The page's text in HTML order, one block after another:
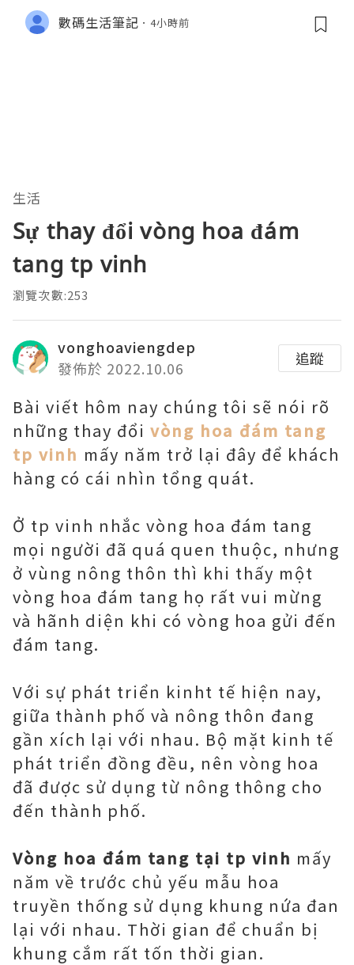
數碼生活筆記 4小時前
生活
Sự thay đổi vòng hoa đám
tang tp vinh
瀏覽次數:253
vonghoaviengdep
發佈於 2022.10.06
追蹤
Bài viết hôm nay chúng tôi sẽ nói rõ
những thay đổi vòng hoa đám tang
tp vinh mấy năm trở lại đây để khách
hàng có cái nhìn tổng quát.
Ở tp vinh nhắc vòng hoa đám tang
mọi người đã quá quen thuộc, nhưng
ở vùng nông thôn thì khi thấy một
vòng hoa đám tang họ rất vui mừng
và hãnh diện khi có vòng hoa gửi đến
đám tang.
Với sự phát triển kinht tế hiện nay,
giữa thành phố và nông thôn đang
gần xích lại với nhau. Bộ mặt kinh tế
phát triển đồng đều, nên vòng hoa
đã được sử dụng từ nông thông cho
đến thành phố.
Vòng hoa đám tang tại tp vinh mấy
năm về trước chủ yếu mẫu hoa
truyền thống sử dụng khung nứa đan
lại với nhau. Thời gian để chuẩn bị
khung cắm rất tốn thời gian.